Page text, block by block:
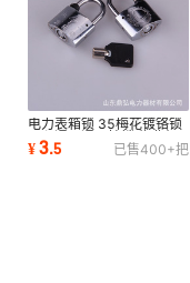
电力表箱锁 35梅花镀铬锁
同心通用通开挂锁 物业机
箱锁防水防锈
¥3.5 已售400+把